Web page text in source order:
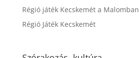
Régió játék Kecskemét a Malomban
Régió Játék Kecskemét